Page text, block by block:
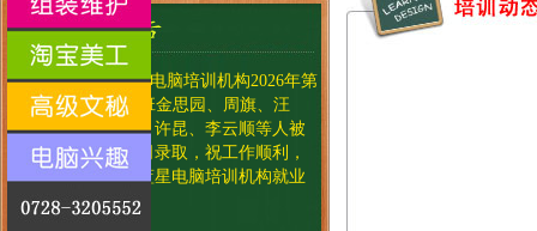
热烈庆祝蓝星电脑培训机构2026年第
12期AI电商设计班金思园、周旗、汪
艳、丁一、陈诚、许昆、李云顺等人被
多家装饰设计公司录取，祝工作顺利，
生活快乐！——蓝星电脑培训机构就业
部！